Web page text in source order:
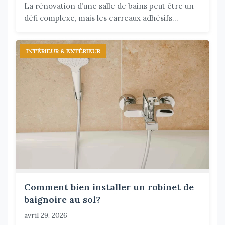
La rénovation d’une salle de bains peut être un
défi complexe, mais les carreaux adhésifs...
INTÉRIEUR & EXTÉRIEUR
Comment bien installer un robinet de
baignoire au sol?
avril 29, 2026